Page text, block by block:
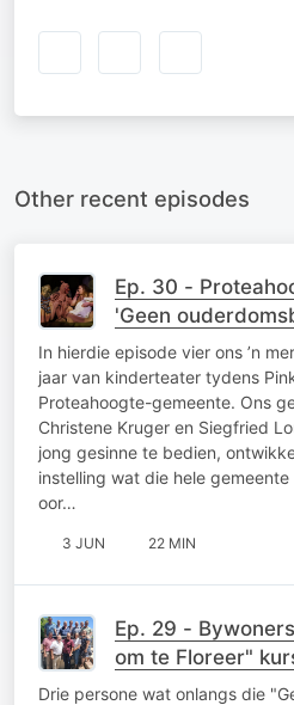
Other recent episodes
Ep. 30 -
'Geen
verwondering nie'
In hierdie episode vier ons ’n
jaar van kinderteater tydens
Proteahoogte-gemeente. Ons
Christene Kruger en Siegfried
jong gesinne te bedien,
instelling wat die hele gemeente
oor…
3 JUN 22 MIN
Ep. 29 -
om te Floreer"
Drie persone wat onlangs die